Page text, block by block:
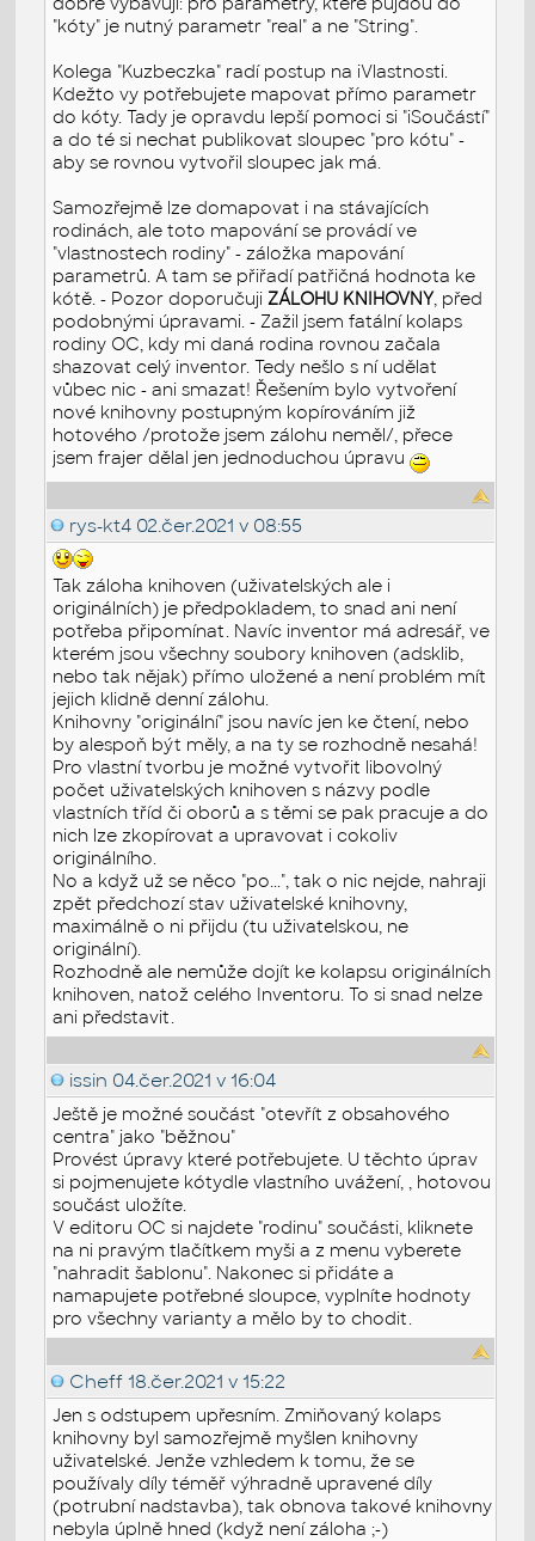
"kóty" je nutný parametr "real" a ne "String".
Kolega "Kuzbeczka" radí postup na iVlastnosti.
Kdežto vy potřebujete mapovat přímo parametr
do kóty. Tady je opravdu lepší pomoci si "iSoučástí"
a do té si nechat publikovat sloupec "pro kótu" -
aby se rovnou vytvořil sloupec jak má.
Samozřejmě lze domapovat i na stávajících
rodinách, ale toto mapování se provádí ve
"vlastnostech rodiny" - záložka mapování
parametrů. A tam se přiřadí patřičná hodnota ke
kótě. - Pozor doporučujiZÁLOHU KNIHOVNY, před
podobnými úpravami. - Zažil jsem fatální kolaps
rodiny OC, kdy mi daná rodina rovnou začala
shazovat celý inventor. Tedy nešlo s ní udělat
vůbec nic - ani smazat! Řešením bylo vytvoření
nové knihovny postupným kopírováním již
hotového /protože jsem zálohu neměl/, přece
jsem frajer dělal jen jednoduchou úpravu
rys-kt4 02.čer.2021 v 08:55
Tak záloha knihoven (uživatelských ale i
originálních) je předpokladem, to snad ani není
potřeba připomínat. Navíc inventor má adresář, ve
kterém jsou všechny soubory knihoven (adsklib,
nebo tak nějak) přímo uložené a není problém mít
jejich klidně denní zálohu.
Knihovny "originální" jsou navíc jen ke čtení, nebo
by alespoň být měly, a na ty se rozhodně nesahá!
Pro vlastní tvorbu je možné vytvořit libovolný
počet uživatelských knihoven s názvy podle
vlastních tříd či oborů a s těmi se pak pracuje a do
nich lze zkopírovat a upravovat i cokoliv
originálního.
No a když už se něco "po...", tak o nic nejde, nahraji
zpět předchozí stav uživatelské knihovny,
maximálně o ni přijdu (tu uživatelskou, ne
originální).
Rozhodně ale nemůže dojít ke kolapsu originálních
knihoven, natož celého Inventoru. To si snad nelze
ani představit.
issin 04.čer.2021 v 16:04
Ještě je možné součást "otevřít z obsahového
centra" jako "běžnou"
Provést úpravy které potřebujete. U těchto úprav
si pojmenujete kótydle vlastního uvážení, , hotovou
součást uložíte.
V editoru OC si najdete "rodinu" součásti, kliknete
na ni pravým tlačítkem myši a z menu vyberete
"nahradit šablonu". Nakonec si přidáte a
namapujete potřebné sloupce, vyplníte hodnoty
pro všechny varianty a mělo by to chodit.
Cheff 18.čer.2021 v 15:22
Jen s odstupem upřesním. Zmiňovaný kolaps
knihovny byl samozřejmě myšlen knihovny
uživatelské. Jenže vzhledem k tomu, že se
používaly díly téměř výhradně upravené díly
(potrubní nadstavba), tak obnova takové knihovny
nebyla úplně hned (když není záloha ;-)